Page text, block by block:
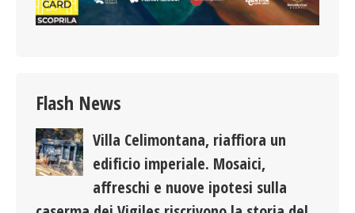
Flash News
Villa Celimontana, riaffiora un
edificio imperiale. Mosaici,
affreschi e nuove ipotesi sulla